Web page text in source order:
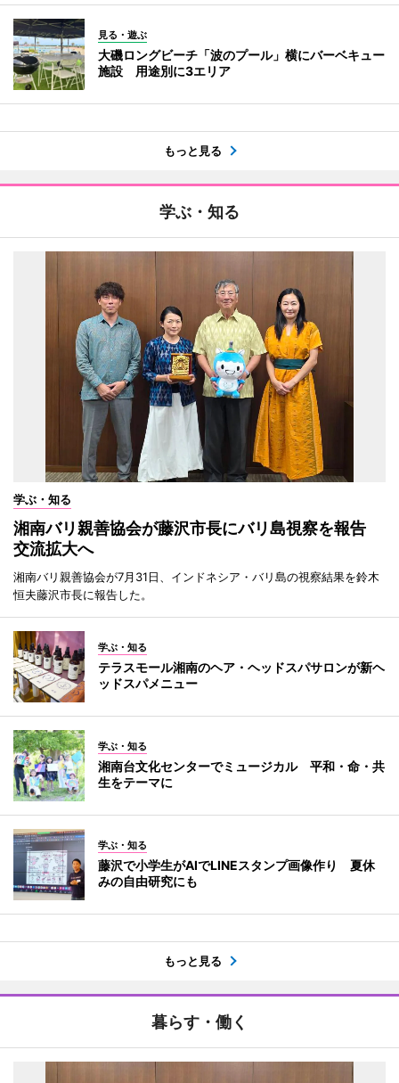
見る・遊ぶ
大磯ロングビーチ「波のプール」横にバーベキュー
施設 用途別に3エリア
もっと見る
学ぶ・知る
学ぶ・知る
湘南バリ親善協会が藤沢市長にバリ島視察を報告
交流拡大へ
湘南バリ親善協会が7月31日、インドネシア・バリ島の視察結果を鈴木
恒夫藤沢市長に報告した。
学ぶ・知る
テラスモール湘南のヘア・ヘッドスパサロンが新ヘ
ッドスパメニュー
学ぶ・知る
湘南台文化センターでミュージカル 平和・命・共
生をテーマに
学ぶ・知る
藤沢で小学生がAIでLINEスタンプ画像作り 夏休
みの自由研究にも
もっと見る
暮らす・働く